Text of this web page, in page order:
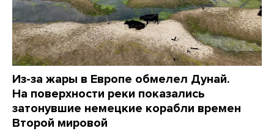
Из-за жары в Европе обмелел Дунай.
На поверхности реки показались
затонувшие немецкие корабли времен
Второй мировой